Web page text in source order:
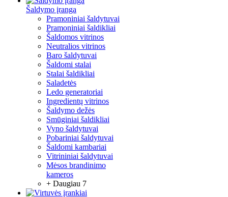
Šaldymo įranga
Pramoniniai šaldytuvai
Pramoniniai šaldikliai
Šaldomos vitrinos
Neutralios vitrinos
Baro šaldytuvai
Šaldomi stalai
Stalai šaldikliai
Saladetės
Ledo generatoriai
Ingredientų vitrinos
Šaldymo dežės
Smūginiai šaldikliai
Vyno šaldytuvai
Pobariniai šaldytuvai
Šaldomi kambariai
Vitrininiai šaldytuvai
Mėsos brandinimo
kameros
+ Daugiau 7